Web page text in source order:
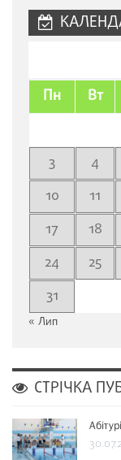
Пн Вт
3
4
10
11
17
18
24
25
31
« Лип
СТРІЧКА